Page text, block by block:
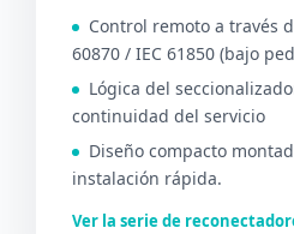
Control remoto a través
60870 / IEC 61850 (bajo
Lógica del
continuidad del servicio
Diseño compacto
instalación rápida.
Ver la serie de